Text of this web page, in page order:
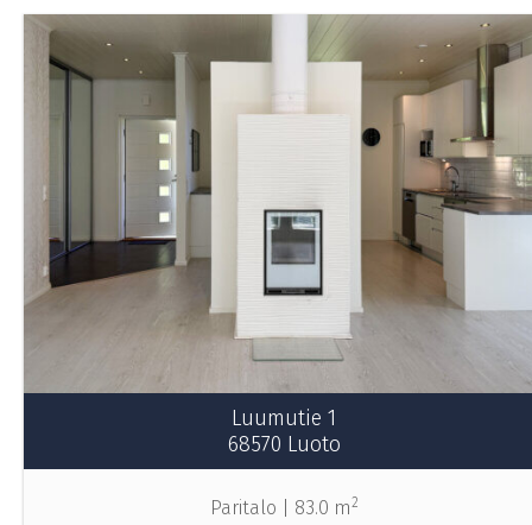
Luumutie 1
68570 Luoto
Paritalo | 83.0 m2